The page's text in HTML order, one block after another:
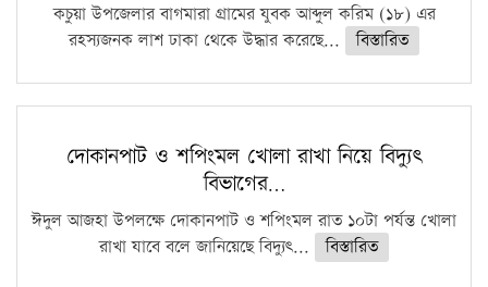
কচুয়া উপজেলার বাগমারা গ্রামের যুবক আব্দুল করিম (১৮) এর
রহস্যজনক লাশ ঢাকা থেকে উদ্ধার করেছে...
বিস্তারিত
দোকানপাট ও শপিংমল খোলা রাখা নিয়ে বিদ্যুৎ
বিভাগের…
ঈদুল আজহা উপলক্ষে দোকানপাট ও শপিংমল রাত ১০টা পর্যন্ত খোলা
রাখা যাবে বলে জানিয়েছে বিদ্যুৎ...
বিস্তারিত